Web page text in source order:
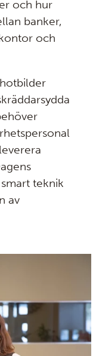
och hur
banker,
och
teknik
av